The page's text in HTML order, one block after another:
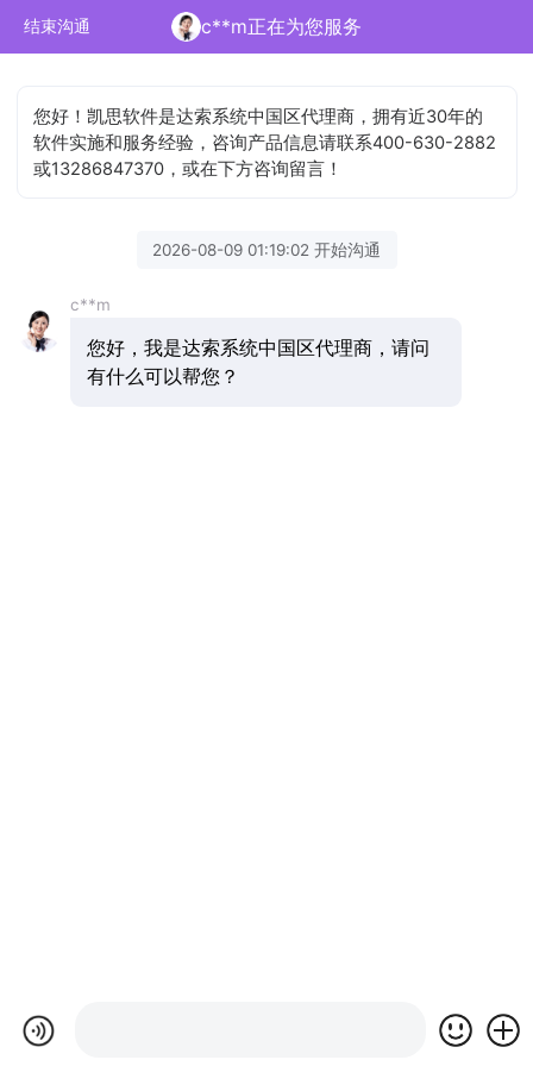
结束沟通 c**m正在为您服务
您好！凯思软件是达索系统中国区代理商，拥有近30年的
软件实施和服务经验，咨询产品信息请联系400-630-2882
或13286847370，或在下方咨询留言！
2026-08-09 01:19:02 开始沟通
c**m
您好，我是达索系统中国区代理商，请问
有什么可以帮您？